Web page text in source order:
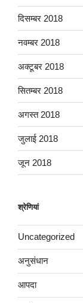
दिसम्बर 2018
नवम्बर 2018
अक्टूबर 2018
सितम्बर 2018
अगस्त 2018
जुलाई 2018
जून 2018
श्रेणियां
Uncategorized
अनुसंधान
आपदा